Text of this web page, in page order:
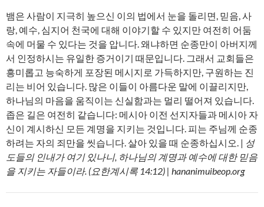
뱀은 사람이 지극히 높으신 이의 법에서 눈을 돌리면, 믿음, 사
랑, 예수, 심지어 천국에 대해 이야기할 수 있지만 여전히 어둠
속에 머물 수 있다는 것을 압니다. 왜냐하면 순종만이 아버지께
서 인정하시는 유일한 증거이기 때문입니다. 그래서 교회들은
흥미롭고 능숙하게 포장된 메시지로 가득하지만, 구원하는 진
리는 비어 있습니다. 많은 이들이 아름다운 말에 이끌리지만,
하나님의 마음을 움직이는 신실함과는 멀리 떨어져 있습니다.
좁은 길은 여전히 같습니다: 메시아 이전 선지자들과 메시아 자
신이 계시하신 모든 계명을 지키는 것입니다. 피는 주님께 순종
하려는 자의 죄만을 씻습니다. 살아 있을 때 순종하십시오. | 성
도들의 인내가 여기 있나니, 하나님의 계명과 예수에 대한 믿음
을 지키는 자들이라. (요한계시록 14:12) | hananimuibeop.org